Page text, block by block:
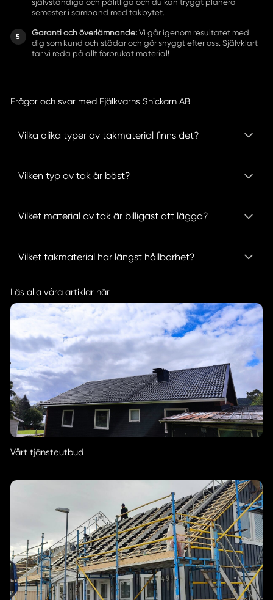
självständiga och pålitliga och du kan tryggt planera
semester i samband med takbytet.
Garanti och överlämnande: Vi går igenom resultatet med
dig som kund och städar och gör snyggt efter oss. Självklart
tar vi reda på allt förbrukat material!
Frågor och svar med Fjälkvarns Snickarn AB
Vilka olika typer av takmaterial finns det?
Vilken typ av tak är bäst?
Vilket material av tak är billigast att lägga?
Vilket takmaterial har längst hållbarhet?
Läs alla våra artiklar här
Vårt tjänsteutbud